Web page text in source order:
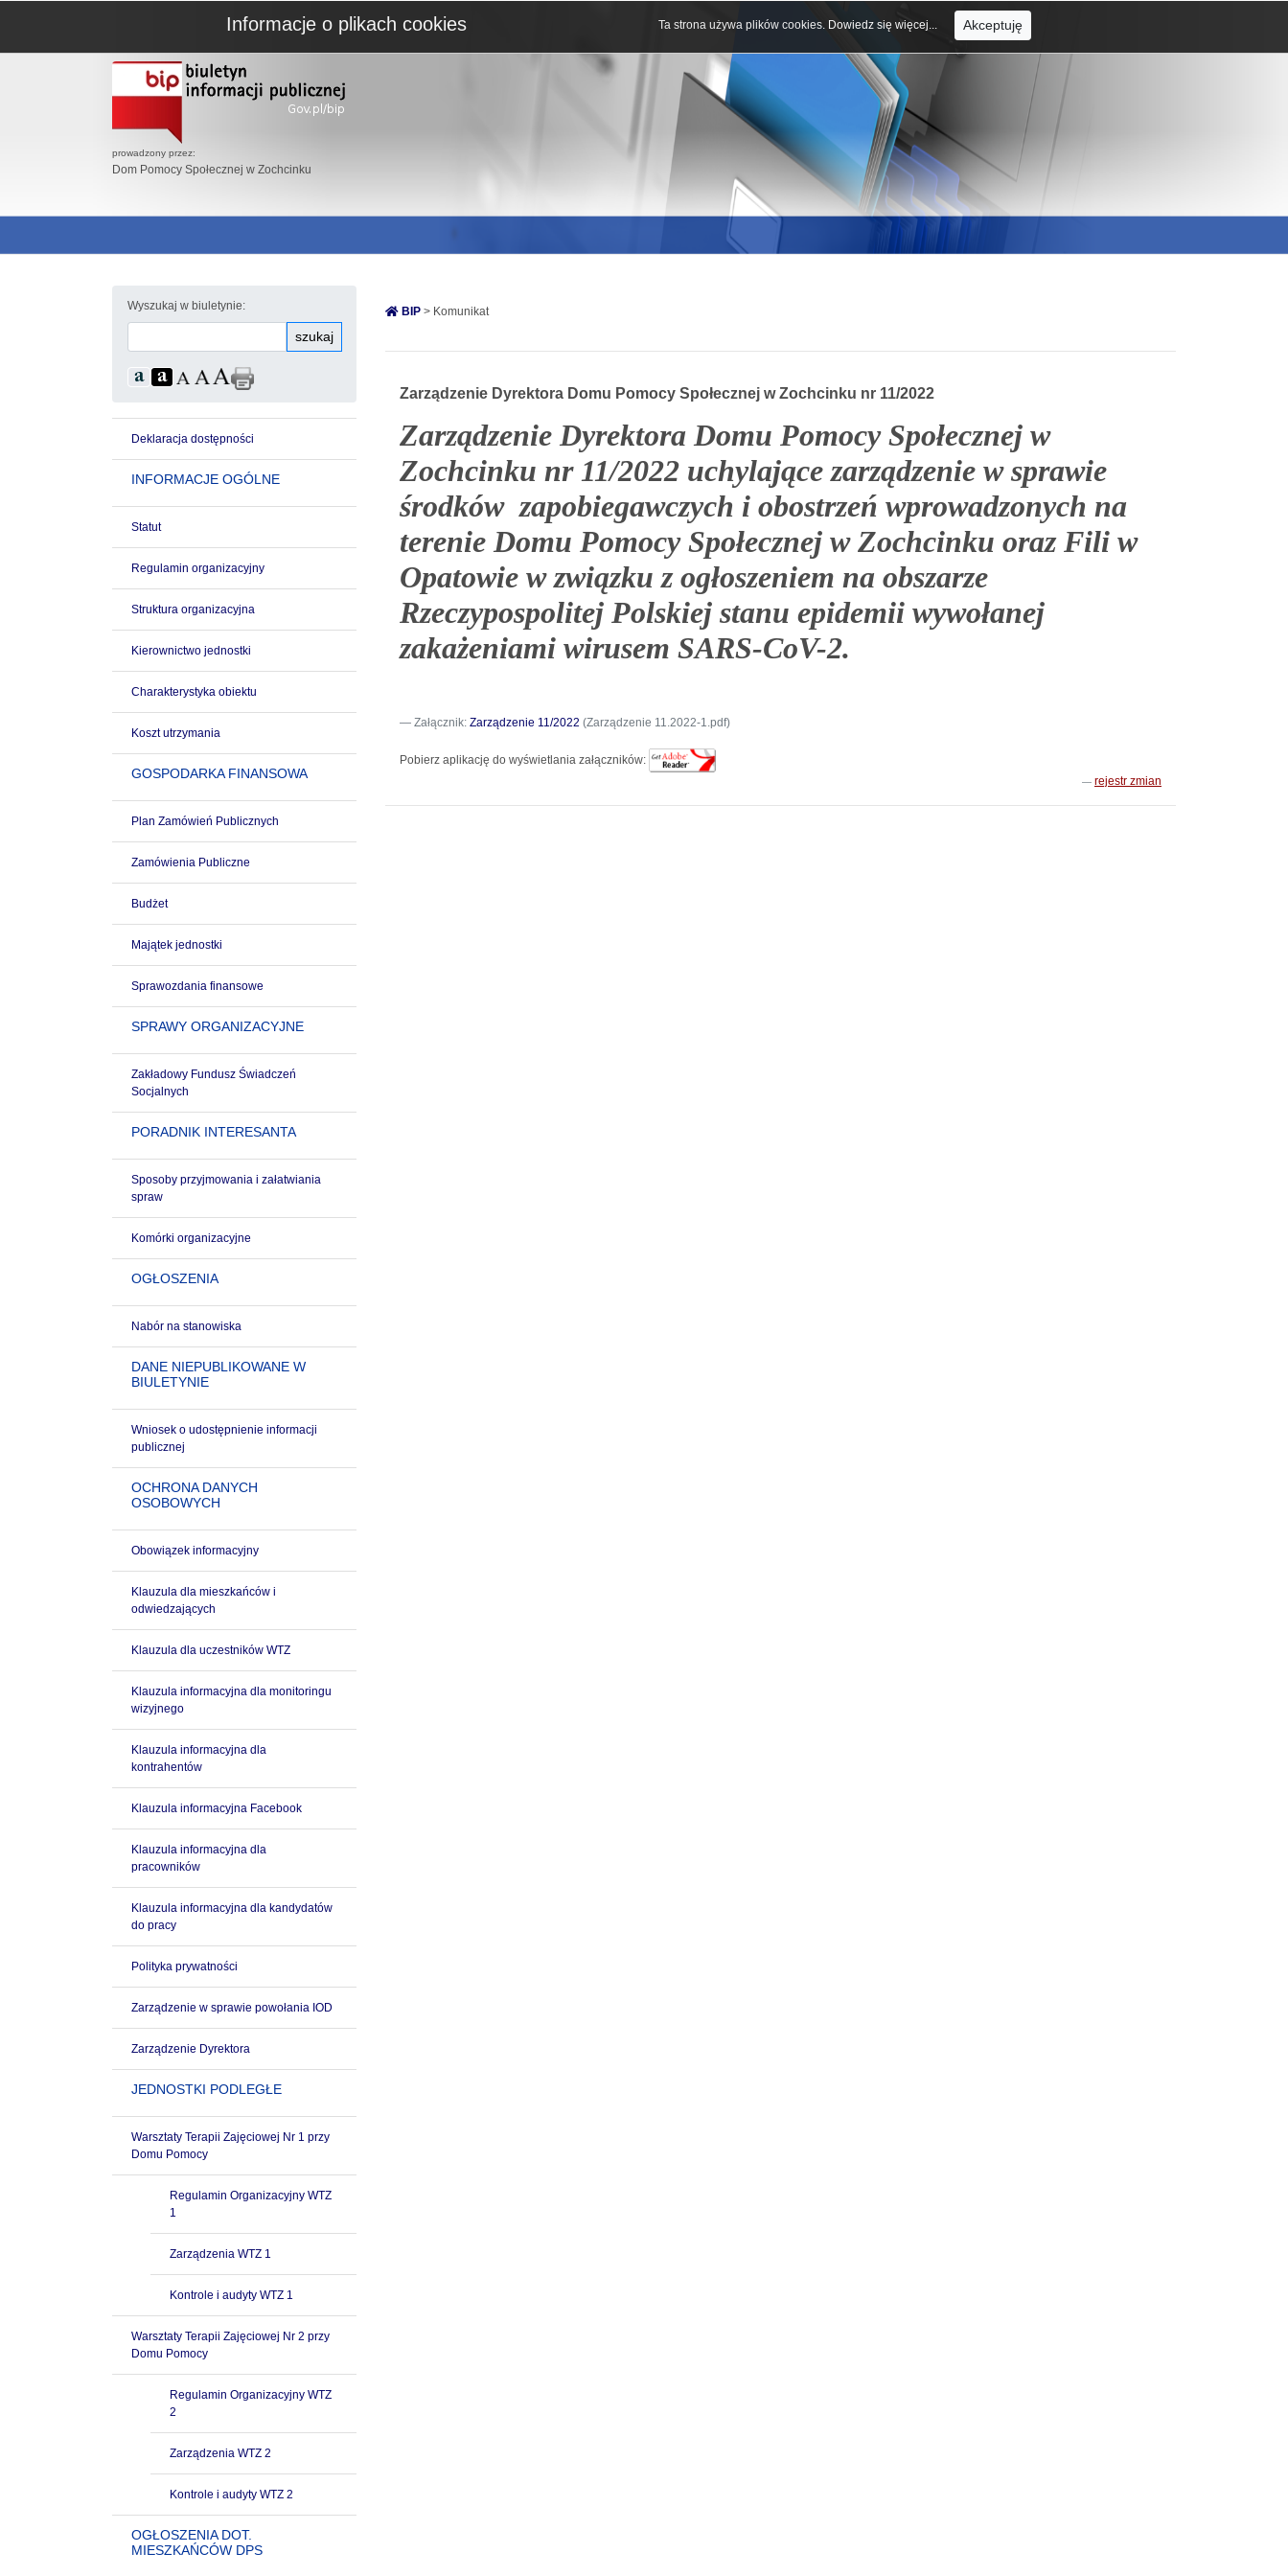
prowadzony przez:
Dom Pomocy Społecznej w Zochcinku
Wyszukaj w biuletynie:
szukaj
Deklaracja dostępności
INFORMACJE OGÓLNE
Statut
Regulamin organizacyjny
Struktura organizacyjna
Kierownictwo jednostki
Charakterystyka obiektu
Koszt utrzymania
GOSPODARKA FINANSOWA
Plan Zamówień Publicznych
Zamówienia Publiczne
Budżet
Majątek jednostki
Sprawozdania finansowe
SPRAWY ORGANIZACYJNE
Zakładowy Fundusz Świadczeń
Socjalnych
PORADNIK INTERESANTA
Sposoby przyjmowania i załatwiania
spraw
Komórki organizacyjne
OGŁOSZENIA
Nabór na stanowiska
DANE NIEPUBLIKOWANE W
BIULETYNIE
Wniosek o udostępnienie informacji
publicznej
OCHRONA DANYCH
OSOBOWYCH
Obowiązek informacyjny
Klauzula dla mieszkańców i
odwiedzających
Klauzula dla uczestników WTZ
Klauzula informacyjna dla monitoringu
wizyjnego
Klauzula informacyjna dla
kontrahentów
Klauzula informacyjna Facebook
Klauzula informacyjna dla
pracowników
Klauzula informacyjna dla kandydatów
do pracy
Polityka prywatności
Zarządzenie w sprawie powołania IOD
Zarządzenie Dyrektora
JEDNOSTKI PODLEGŁE
Warsztaty Terapii Zajęciowej Nr 1 przy
Domu Pomocy
Regulamin Organizacyjny WTZ
1
Zarządzenia WTZ 1
Kontrole i audyty WTZ 1
Warsztaty Terapii Zajęciowej Nr 2 przy
Domu Pomocy
Regulamin Organizacyjny WTZ
2
Zarządzenia WTZ 2
Kontrole i audyty WTZ 2
OGŁOSZENIA DOT.
MIESZKAŃCÓW DPS
BIP > Komunikat
Zarządzenie Dyrektora Domu Pomocy Społecznej w Zochcinku nr 11/2022
Zarządzenie Dyrektora Domu Pomocy Społecznej w
Zochcinku nr 11/2022 uchylające zarządzenie w sprawie
środków zapobiegawczych i obostrzeń wprowadzonych na
terenie Domu Pomocy Społecznej w Zochcinku oraz Fili w
Opatowie w związku z ogłoszeniem na obszarze
Rzeczypospolitej Polskiej stanu epidemii wywołanej
zakażeniami wirusem SARS-CoV-2.
Załącznik: Zarządzenie 11/2022 (Zarządzenie 11.2022-1.pdf)
Pobierz aplikację do wyświetlania załączników:
rejestr zmian
Informacje o plikach cookies Ta strona używa plików cookies. Dowiedz się więcej... Akceptuję